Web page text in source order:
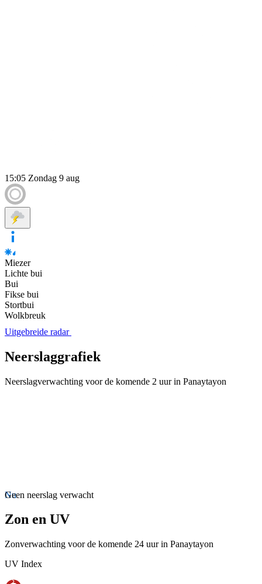
15:05 Zondag 9 aug
Miezer
Lichte bui
Bui
Fikse bui
Stortbui
Wolkbreuk
Uitgebreide radar
Neerslaggrafiek
Neerslagverwachting voor de komende 2 uur in Panaytayon
Nu
Geen neerslag verwacht
Zon en UV
Zonverwachting voor de komende 24 uur in Panaytayon
UV Index